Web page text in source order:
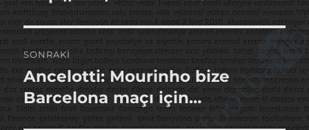
SONRAKI
Sonraki
yazı:
Ancelotti: Mourinho bize
Barcelona maçı için…